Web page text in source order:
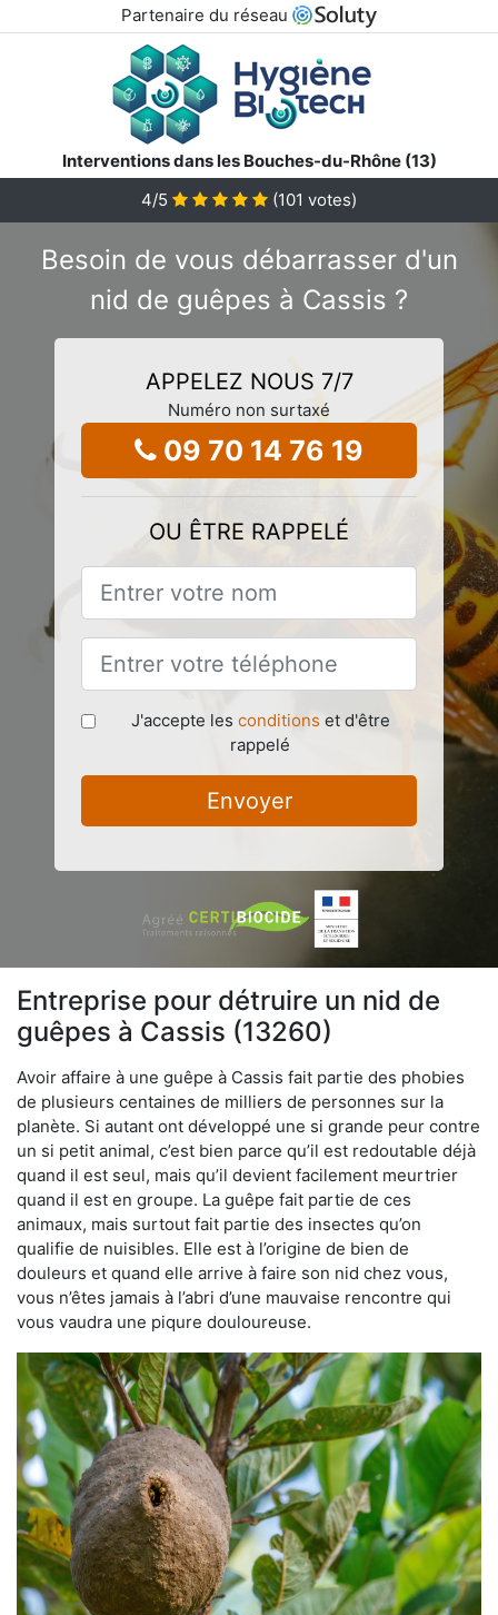
Partenaire du réseau
Interventions dans les Bouches-du-Rhône (13)
4/5 (101 votes)
Besoin de vous débarrasser d'un
nid de guêpes à Cassis ?
APPELEZ NOUS 7/7
Numéro non surtaxé
09 70 14 76 19
OU ÊTRE RAPPELÉ
J'accepte les conditions et d'être
rappelé
Envoyer
Entreprise pour détruire un nid de
guêpes à Cassis (13260)
Avoir affaire à une guêpe à Cassis fait partie des phobies
de plusieurs centaines de milliers de personnes sur la
planète. Si autant ont développé une si grande peur contre
un si petit animal, c’est bien parce qu’il est redoutable déjà
quand il est seul, mais qu’il devient facilement meurtrier
quand il est en groupe. La guêpe fait partie de ces
animaux, mais surtout fait partie des insectes qu’on
qualifie de nuisibles. Elle est à l’origine de bien de
douleurs et quand elle arrive à faire son nid chez vous,
vous n’êtes jamais à l’abri d’une mauvaise rencontre qui
vous vaudra une piqure douloureuse.